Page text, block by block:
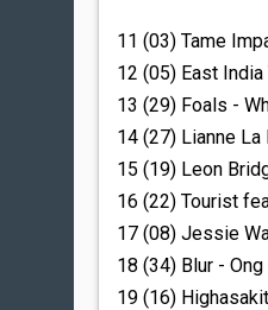
11 (03) Tame
12 (05) East
13 (29) Foals -
14 (27) Lianne La
15 (19) Leon
16 (22) Tourist
17 (08) Jessie
18 (34) Blur - Ong
19 (16)